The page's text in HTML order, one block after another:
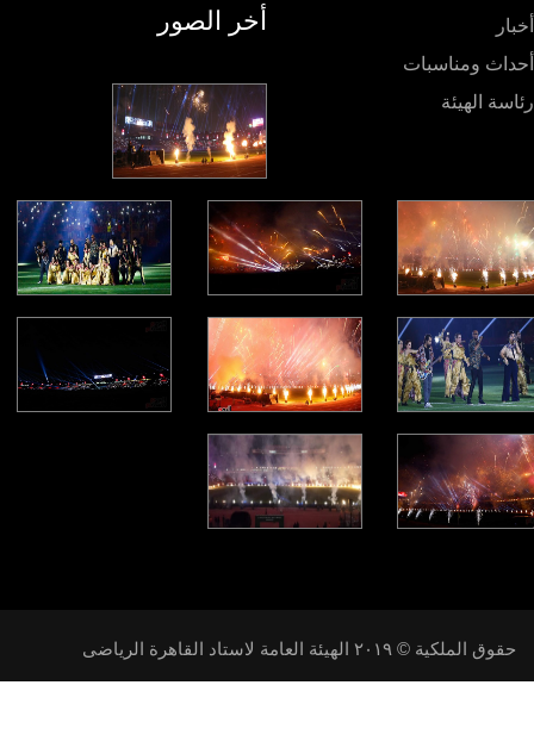
ومناسبات
الهيئة
أخر الصور
حقوق الملكية © ٢٠١۹ الهيئة العامة لاستاد القاهرة الرياضى